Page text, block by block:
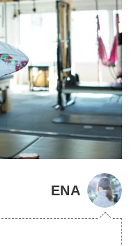
ENA